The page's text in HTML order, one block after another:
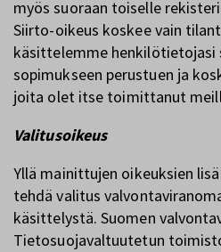
myös suoraan toiselle
Siirto-oikeus koskee vain
käsittelemme henkilötietojasi
sopimukseen perustuen ja
joita olet itse toimittanut
Valitusoikeus
Yllä mainittujen oikeuksien
tehdä valitus
käsittelystä. Suomen
Tietosuojavaltuutetun